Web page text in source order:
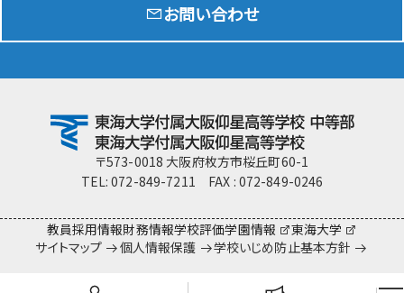
Exam 入試情報サイト
team Gyosei team Gyosei
お問い合わせ
〒573-0018 大阪府枚方市桜丘町60-1
TEL: 072-849-7211 FAX : 072-849-0246
教員採用情報財務情報学校評価学園情報
東海大学
サイトマップ
個人情報保護 学校いじめ防止基本方針